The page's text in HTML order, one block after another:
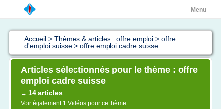
Menu
Accueil > Thèmes & articles : offre emploi > offre
d'emploi suisse > offre emploi cadre suisse
Articles sélectionnés pour le thème : offre
emploi cadre suisse
→ 14 articles
Voir également 1 Vidéos pour ce thème